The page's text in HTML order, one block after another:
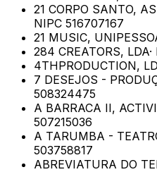
21 CORPO SANTO,
NIPC 516707167
21 MUSIC,
284 CREATORS, LDA
4THPRODUCTION,
7 DESEJOS -
508324475
A BARRACA II,
507215036
A TARUMBA -
503758817
ABREVIATURA DO